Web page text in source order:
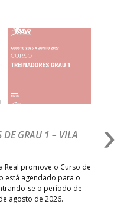
DE GRAU 1 – VILA
Real promove o Curso de
está agendado para o
se o período de
agosto de 2026.